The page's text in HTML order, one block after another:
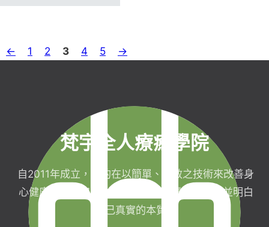
← 1 2 3 4 5 →
梵宇全人療癒學院
自2011年成立，目的在以簡單、有效之技術來改善身
心健康，協助完成生命目標與實現靈性生活，並明白
自己真實的本質。